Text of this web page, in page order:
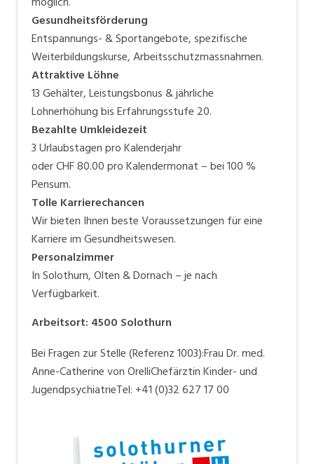
Gesundheitsförderung
Entspannungs- & Sportangebote, spezifische
Weiterbildungskurse, Arbeitsschutzmassnahmen.
Attraktive Löhne
13 Gehälter, Leistungsbonus & jährliche
Lohnerhöhung bis Erfahrungsstufe 20.
Bezahlte Umkleidezeit
3 Urlaubstagen pro Kalenderjahr
oder CHF 80.00 pro Kalendermonat – bei 100 %
Pensum.
Tolle Karrierechancen
Wir bieten Ihnen beste Voraussetzungen für eine
Karriere im Gesundheitswesen.
Personalzimmer
In Solothurn, Olten & Dornach – je nach
Verfügbarkeit.
Arbeitsort: 4500 Solothurn
Bei Fragen zur Stelle (Referenz 1003):Frau Dr. med.
Anne-Catherine von OrelliChefärztin Kinder- und
JugendpsychiatrieTel: +41 (0)32 627 17 00